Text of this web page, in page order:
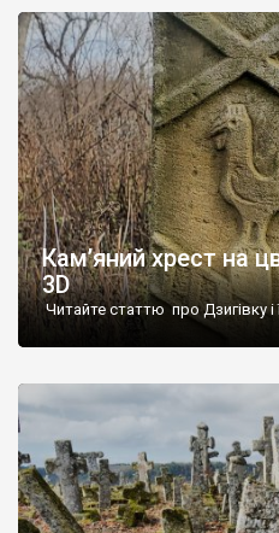
століття тут розмістили
палацу виїхала лікарня – ми
Кам’яний хрест на
3D
Читайте статтю про Дзигівку і